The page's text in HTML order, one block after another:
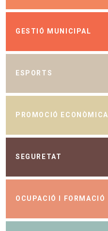
GESTIÓ MUNICIPAL
ESPORTS
PROMOCIÓ ECONÒMICA
SEGURETAT
OCUPACIÓ I FORMACIÓ